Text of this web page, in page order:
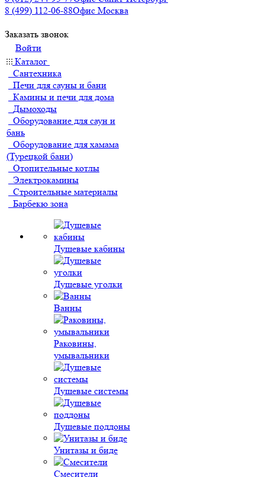
8 (499) 112-06-88Офис Москва
Заказать звонок
Войти
Каталог
Сантехника
Печи для сауны и бани
Камины и печи для дома
Дымоходы
Оборудование для саун и
бань
Оборудование для хамама
(Турецкой бани)
Отопительные котлы
Электрокамины
Строительные материалы
Барбекю зона
Душевые кабины
Душевые уголки
Ванны
Раковины,
умывальники
Душевые системы
Душевые поддоны
Унитазы и биде
Смесители